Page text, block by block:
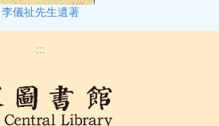
李儀祉先生遺著
:::